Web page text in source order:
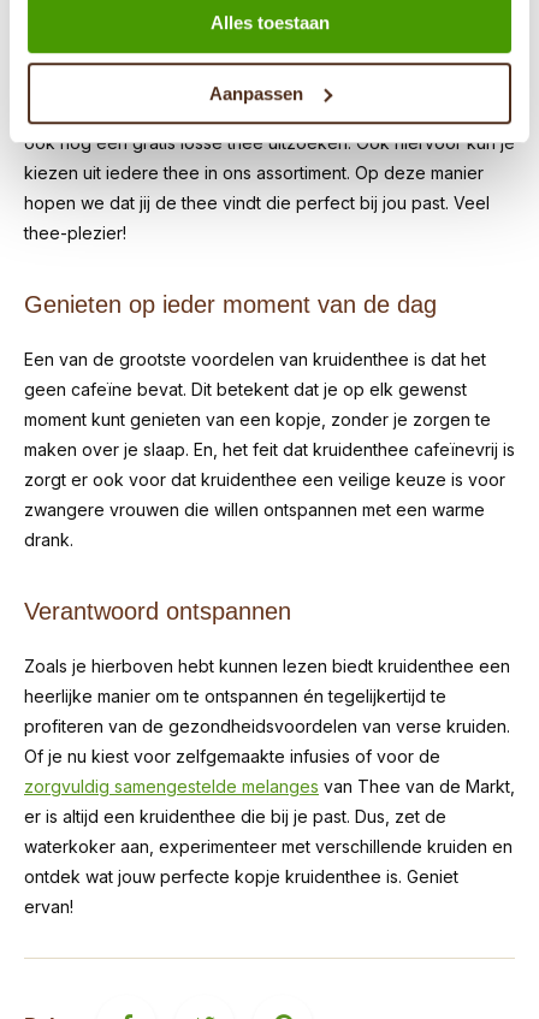
Alles toestaan
Aanpassen
Daarmee kun jij dus gratis ontdekken welke thee bij jou past.
Ennn, als je een bestelling van €30,- of meer plaatst, maken
ook nog een gratis losse thee uitzoeken. Ook hiervoor kun je
kiezen uit iedere thee in ons assortiment. Op deze manier
hopen we dat jij de thee vindt die perfect bij jou past. Veel
thee-plezier!
Genieten op ieder moment van de dag
Een van de grootste voordelen van kruidenthee is dat het
geen cafeïne bevat. Dit betekent dat je op elk gewenst
moment kunt genieten van een kopje, zonder je zorgen te
maken over je slaap. En, het feit dat kruidenthee cafeïnevrij is
zorgt er ook voor dat kruidenthee een veilige keuze is voor
zwangere vrouwen die willen ontspannen met een warme
drank.
Verantwoord ontspannen
Zoals je hierboven hebt kunnen lezen biedt kruidenthee een
heerlijke manier om te ontspannen én tegelijkertijd te
profiteren van de gezondheidsvoordelen van verse kruiden.
Of je nu kiest voor zelfgemaakte infusies of voor de
zorgvuldig samengestelde melanges van Thee van de Markt,
er is altijd een kruidenthee die bij je past. Dus, zet de
waterkoker aan, experimenteer met verschillende kruiden en
ontdek wat jouw perfecte kopje kruidenthee is. Geniet
ervan!